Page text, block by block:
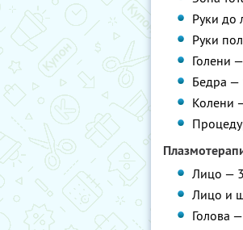
Руки до
Руки
Голени
Бедра —
Колени
Лицо —
Лицо и
Голова